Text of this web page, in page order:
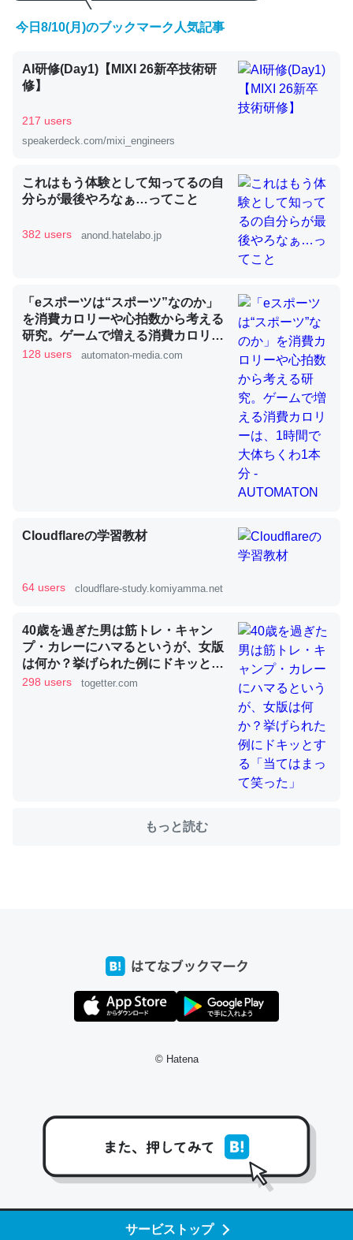
サービストップ
くらい。小説でいう「ずっと前の伏線」は回収されないけ
ど、短期記憶というには多い分量。進化すればするほど分
─GPTの仕組みと限界についての考察（１） - conceptualization
昆虫ってカルシウム少ないのか。知らんかった。調べたら
コオロギのカルシウム分はエビの600分の1程度。
論文では「淡水はカルシウムも酸素も不足してて両方に不
利だから両方が拮抗してるのでは」とあって面白い。海に
いる鋏角類（カブトガニ・ウミグモ）はカルシウムを使わ
ずキチンを強化してる筈だが、酵素が違うのか？
─ニュース :: 【研究発表】昆虫学の大問題＝「昆虫はなぜ海にいな
これを元に考えるとカルシウムを大量に使う脊椎動物と貝
ジになったり努力してるし。
─ニュース :: 【研究発表】昆虫学の大問題＝「昆虫はなぜ海にいな
いのか」に関する新仮説
ウチもEchoを実家に置いて４年。でたまに覗いてる。ぼ
ちぼちRingも置こうかと画策中。あと、Googleマップで
これ見て生きてるなって分かる。
とかSpotifyを支払う孝行もできる。一生で親と会える残
り時間を日数にすると1週間とかの人が多いそうだけど、
それを実質100倍以上に伸ばす効果があるはず……
私も3年前ぐらいに祖母の家に設置した。ポケットWifiみ
たいなのでネット環境作ったけどAlexaしか使わないので
回線代ほとんどかからないですよ。参考：
https://toyoshi.hatenablog.com/entry/2019/05/15/1805
今日8/10(月)のブックマーク人気記事
AI研修(Day1)【MIXI 26新卒技術研
修】
217 users
speakerdeck.com/mixi_engineers
これはもう体験として知ってるの自
分らが最後やろなぁ…ってこと
382 users anond.hatelabo.jp
「eスポーツは“スポーツ”なのか」
を消費カロリーや心拍数から考える
研究。ゲームで増える消費カロリー
は、1時間で大体ちくわ1本分 -
128 users automaton-media.com
Cloudflareの学習教材
64 users cloudflare-study.komiyamma.net
40歳を過ぎた男は筋トレ・キャン
プ・カレーにハマるというが、女版
は何か？挙げられた例にドキッとす
る「当てはまって笑った」
298 users togetter.com
もっと読む
© Hatena